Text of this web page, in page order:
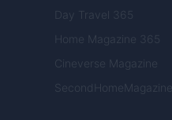
Day Travel 365
Home Magazine 365
Cineverse Magazine
SecondHomeMagazine